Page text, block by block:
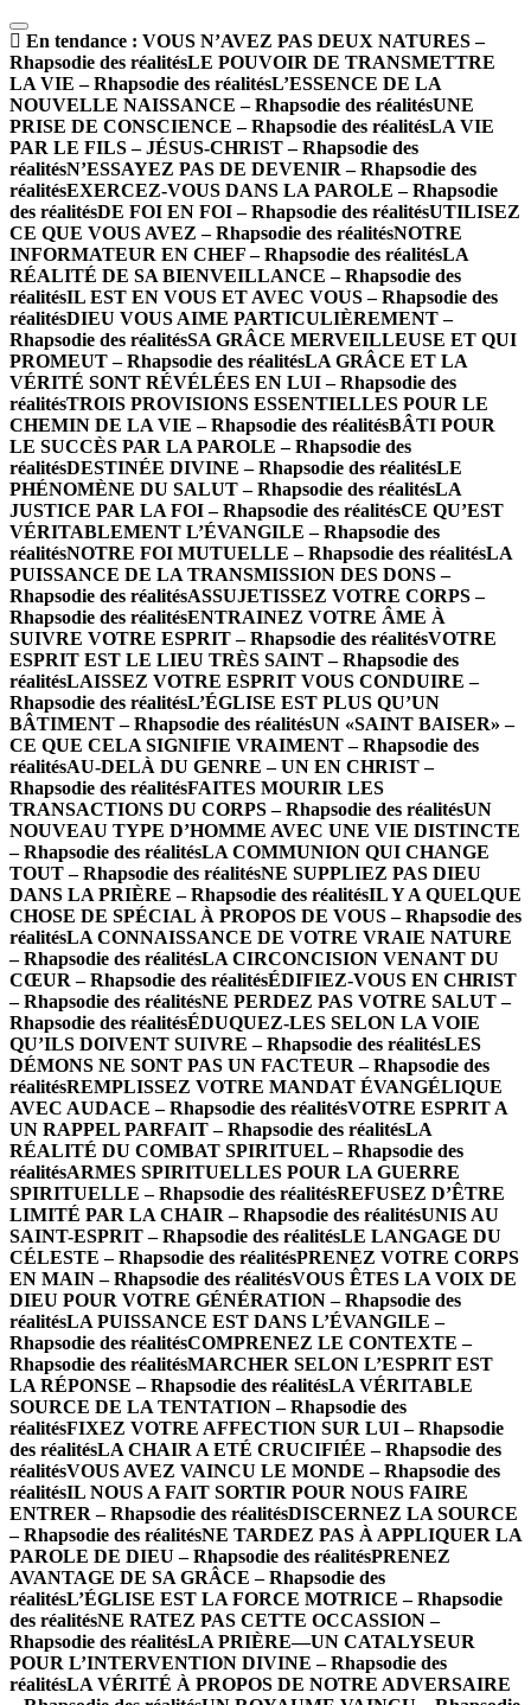
En tendance : VOUS N’AVEZ PAS DEUX NATURES –
Rhapsodie des réalitésLE POUVOIR DE TRANSMETTRE
LA VIE – Rhapsodie des réalitésL’ESSENCE DE LA
NOUVELLE NAISSANCE – Rhapsodie des réalitésUNE
PRISE DE CONSCIENCE – Rhapsodie des réalitésLA VIE
PAR LE FILS – JÉSUS-CHRIST – Rhapsodie des
réalitésN’ESSAYEZ PAS DE DEVENIR – Rhapsodie des
réalitésEXERCEZ-VOUS DANS LA PAROLE – Rhapsodie
des réalitésDE FOI EN FOI – Rhapsodie des réalitésUTILISEZ
CE QUE VOUS AVEZ – Rhapsodie des réalitésNOTRE
INFORMATEUR EN CHEF – Rhapsodie des réalitésLA
RÉALITÉ DE SA BIENVEILLANCE – Rhapsodie des
réalitésIL EST EN VOUS ET AVEC VOUS – Rhapsodie des
réalitésDIEU VOUS AIME PARTICULIÈREMENT –
Rhapsodie des réalitésSA GRÂCE MERVEILLEUSE ET QUI
PROMEUT – Rhapsodie des réalitésLA GRÂCE ET LA
VÉRITÉ SONT RÉVÉLÉES EN LUI – Rhapsodie des
réalitésTROIS PROVISIONS ESSENTIELLES POUR LE
CHEMIN DE LA VIE – Rhapsodie des réalitésBÂTI POUR
LE SUCCÈS PAR LA PAROLE – Rhapsodie des
réalitésDESTINÉE DIVINE – Rhapsodie des réalitésLE
PHÉNOMÈNE DU SALUT – Rhapsodie des réalitésLA
JUSTICE PAR LA FOI – Rhapsodie des réalitésCE QU’EST
VÉRITABLEMENT L’ÉVANGILE – Rhapsodie des
réalitésNOTRE FOI MUTUELLE – Rhapsodie des réalitésLA
PUISSANCE DE LA TRANSMISSION DES DONS –
Rhapsodie des réalitésASSUJETISSEZ VOTRE CORPS –
Rhapsodie des réalitésENTRAINEZ VOTRE ÂME À
SUIVRE VOTRE ESPRIT – Rhapsodie des réalitésVOTRE
ESPRIT EST LE LIEU TRÈS SAINT – Rhapsodie des
réalitésLAISSEZ VOTRE ESPRIT VOUS CONDUIRE –
Rhapsodie des réalitésL’ÉGLISE EST PLUS QU’UN
BÂTIMENT – Rhapsodie des réalitésUN «SAINT BAISER» –
CE QUE CELA SIGNIFIE VRAIMENT – Rhapsodie des
réalitésAU-DELÀ DU GENRE – UN EN CHRIST –
Rhapsodie des réalitésFAITES MOURIR LES
TRANSACTIONS DU CORPS – Rhapsodie des réalitésUN
NOUVEAU TYPE D’HOMME AVEC UNE VIE DISTINCTE
– Rhapsodie des réalitésLA COMMUNION QUI CHANGE
TOUT – Rhapsodie des réalitésNE SUPPLIEZ PAS DIEU
DANS LA PRIÈRE – Rhapsodie des réalitésIL Y A QUELQUE
CHOSE DE SPÉCIAL À PROPOS DE VOUS – Rhapsodie des
réalitésLA CONNAISSANCE DE VOTRE VRAIE NATURE
– Rhapsodie des réalitésLA CIRCONCISION VENANT DU
CŒUR – Rhapsodie des réalitésÉDIFIEZ-VOUS EN CHRIST
– Rhapsodie des réalitésNE PERDEZ PAS VOTRE SALUT –
Rhapsodie des réalitésÉDUQUEZ-LES SELON LA VOIE
QU’ILS DOIVENT SUIVRE – Rhapsodie des réalitésLES
DÉMONS NE SONT PAS UN FACTEUR – Rhapsodie des
réalitésREMPLISSEZ VOTRE MANDAT ÉVANGÉLIQUE
AVEC AUDACE – Rhapsodie des réalitésVOTRE ESPRIT A
UN RAPPEL PARFAIT – Rhapsodie des réalitésLA
RÉALITÉ DU COMBAT SPIRITUEL – Rhapsodie des
réalitésARMES SPIRITUELLES POUR LA GUERRE
SPIRITUELLE – Rhapsodie des réalitésREFUSEZ D’ÊTRE
LIMITÉ PAR LA CHAIR – Rhapsodie des réalitésUNIS AU
SAINT-ESPRIT – Rhapsodie des réalitésLE LANGAGE DU
CÉLESTE – Rhapsodie des réalitésPRENEZ VOTRE CORPS
EN MAIN – Rhapsodie des réalitésVOUS ÊTES LA VOIX DE
DIEU POUR VOTRE GÉNÉRATION – Rhapsodie des
réalitésLA PUISSANCE EST DANS L’ÉVANGILE –
Rhapsodie des réalitésCOMPRENEZ LE CONTEXTE –
Rhapsodie des réalitésMARCHER SELON L’ESPRIT EST
LA RÉPONSE – Rhapsodie des réalitésLA VÉRITABLE
SOURCE DE LA TENTATION – Rhapsodie des
réalitésFIXEZ VOTRE AFFECTION SUR LUI – Rhapsodie
des réalitésLA CHAIR A ETÉ CRUCIFIÉE – Rhapsodie des
réalitésVOUS AVEZ VAINCU LE MONDE – Rhapsodie des
réalitésIL NOUS A FAIT SORTIR POUR NOUS FAIRE
ENTRER – Rhapsodie des réalitésDISCERNEZ LA SOURCE
– Rhapsodie des réalitésNE TARDEZ PAS À APPLIQUER LA
PAROLE DE DIEU – Rhapsodie des réalitésPRENEZ
AVANTAGE DE SA GRÂCE – Rhapsodie des
réalitésL’ÉGLISE EST LA FORCE MOTRICE – Rhapsodie
des réalitésNE RATEZ PAS CETTE OCCASSION –
Rhapsodie des réalitésLA PRIÈRE—UN CATALYSEUR
POUR L’INTERVENTION DIVINE – Rhapsodie des
réalitésLA VÉRITÉ À PROPOS DE NOTRE ADVERSAIRE